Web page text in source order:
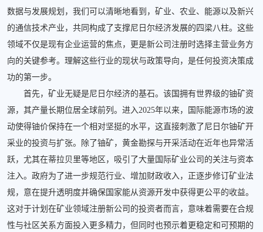
数据与发展规划，我们可以清晰地看到，矿业、农业、能源以及新兴
的通信技术产业，共同构成了支撑尼日尔经济发展的四梁八柱。这些
领域不仅是现有企业运营的焦点，更是新公司注册时选择主营业务方
向的关键参考。理解这些行业的现状与政策导向，是任何投资决策成
功的第一步。
首先，矿业无疑是尼日尔经济的基石。该国拥有世界级的铀矿资
源，其产量长期位居全球前列。进入2025年以来，国际能源市场的波
动使得铀价保持在一个相对坚挺的水平，这直接刺激了尼日尔铀矿开
采业的投资与扩张。除了铀矿，黄金勘探与开采活动在近年也异常活
跃，尤其在蒂拉贝里等地区，吸引了大量国际矿业公司的关注与资本
注入。政府为了进一步规范行业、增加财政收入，正逐步修订矿业法
规，意在提升透明度并确保国家能从资源开发中获得更公平的收益。
这对于计划在矿业领域注册新公司的投资者而言，意味着需要在合规
性与社区关系方面投入更多精力，但同时也预示着更稳定和可预期的